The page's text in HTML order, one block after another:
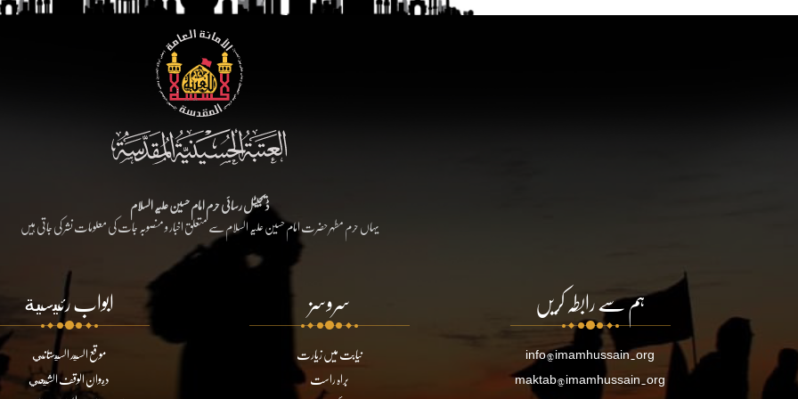
ڈیجیٹل رسائی حرم امام حسین علیہ السلام
یہاں حرم مطہر حضرت امام حسین علیہ السلام سے متعلق اخبار و منصوبہ جات کی معلومات نشر کی جاتی ہیں
ہم سے رابطہ کریں
info@imamhussain.org
maktab@imamhussain.org
سروسز
نیابت میں زیارت
براہ راست
ابواب رئيسية
موقع السيد السيستاني
ديوان الوقف الشيعي